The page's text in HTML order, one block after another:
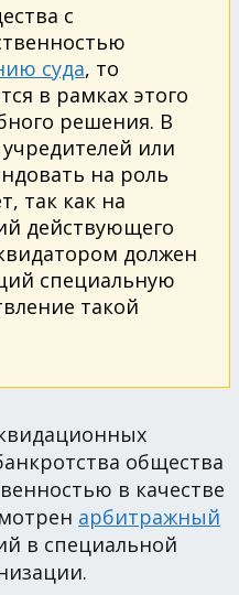
с
суда, то
в рамках этого
решения. В
или
на роль
так как на
действующего
должен
специальную
такой
общества
в качестве
арбитражный
в специальной